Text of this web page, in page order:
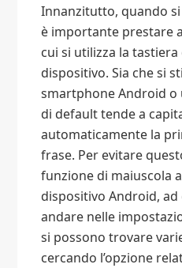
Innanzitutto, quando
è importante prestare
cui si utilizza la
dispositivo. Sia che si
smartphone Android o
di default tende a
automaticamente la
frase. Per evitare
funzione di maiuscola
dispositivo Android, ad
andare nelle
si possono trovare
cercando l’opzione